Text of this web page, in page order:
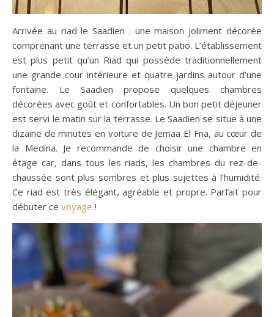
Arrivée au riad le Saadien : une maison joliment décorée
comprenant une terrasse et un petit patio. L’établissement
est plus petit qu’un Riad qui possède traditionnellement
une grande cour intérieure et quatre jardins autour d’une
fontaine. Le Saadien propose quelques chambres
décorées avec goût et confortables. Un bon petit déjeuner
est servi le matin sur la terrasse. Le Saadien se situe à une
dizaine de minutes en voiture de Jemaa El Fna, au cœur de
la Medina. Je recommande de choisir une chambre en
étage car, dans tous les riads, les chambres du rez-de-
chaussée sont plus sombres et plus sujettes à l’humidité.
Ce riad est très élégant, agréable et propre. Parfait pour
débuter ce voyage !